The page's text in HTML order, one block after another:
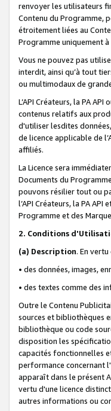
renvoyer les utilisateurs
Contenu du Programme,
étroitement liées au
Programme uniquement
Vous ne pouvez pas
interdit, ainsi qu’à tout
ou multimodaux de
L’API Créateurs, la PA
contenus relatifs aux
d'utiliser lesdites
de licence applicable de
affiliés.
La Licence sera
Documents du
pouvons résilier tout ou
l’API Créateurs, la PA
Programme et des
2. Conditions
(a) Description. En
• des données, images,
• des textes comme des
Outre le Contenu
sources et bibliothèques
bibliothèque ou code
disposition les
capacités fonctionnelles
performance concernant
apparaît dans le présent
vertu d'une licence
autres informations ou